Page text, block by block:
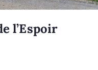
l’Espoir